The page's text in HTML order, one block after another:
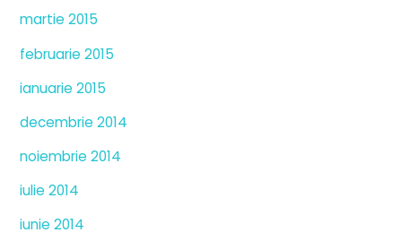
martie 2015
februarie 2015
ianuarie 2015
decembrie 2014
noiembrie 2014
iulie 2014
iunie 2014